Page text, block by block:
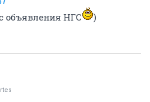
объявления НГС
)